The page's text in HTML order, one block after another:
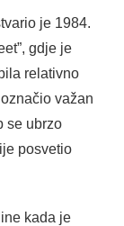
je 1984.
gdje je
relativno
važan
se ubrzo
posvetio
kada je